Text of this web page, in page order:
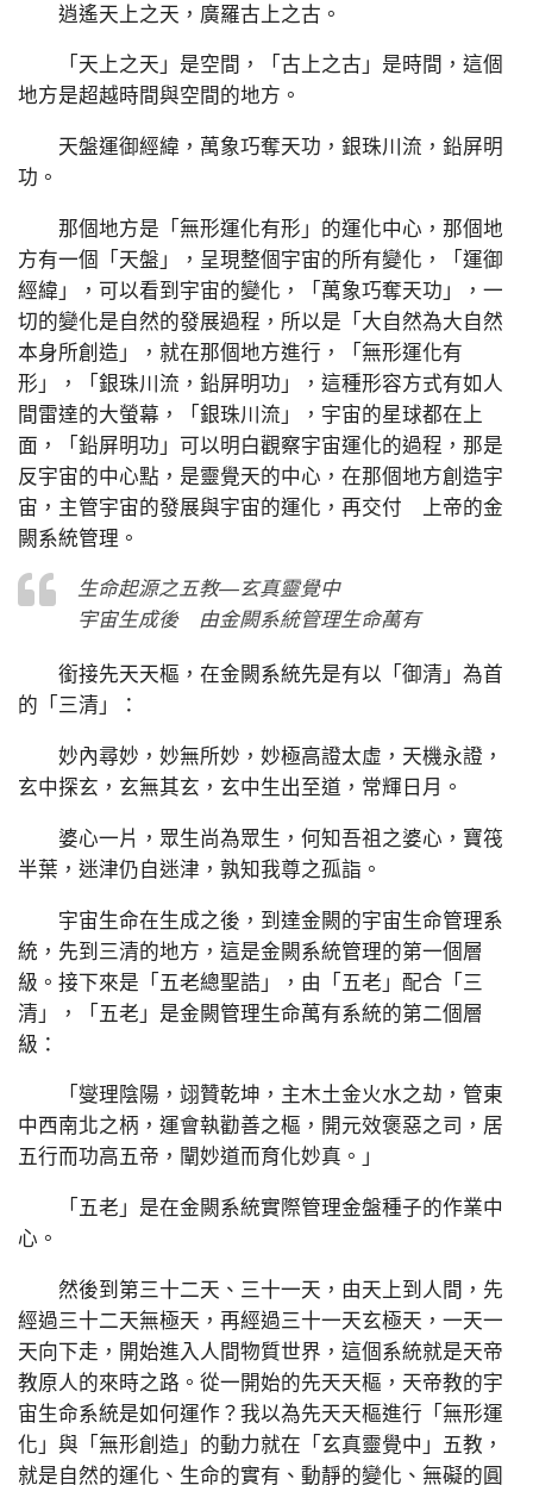
逍遙天上之天，廣羅古上之古。
「天上之天」是空間，「古上之古」是時間，這個
地方是超越時間與空間的地方。
天盤運御經緯，萬象巧奪天功，銀珠川流，鉛屏明
功。
那個地方是「無形運化有形」的運化中心，那個地
方有一個「天盤」，呈現整個宇宙的所有變化，「運御
經緯」，可以看到宇宙的變化，「萬象巧奪天功」，一
切的變化是自然的發展過程，所以是「大自然為大自然
本身所創造」，就在那個地方進行，「無形運化有
形」，「銀珠川流，鉛屏明功」，這種形容方式有如人
間雷達的大螢幕，「銀珠川流」，宇宙的星球都在上
面，「鉛屏明功」可以明白觀察宇宙運化的過程，那是
反宇宙的中心點，是靈覺天的中心，在那個地方創造宇
宙，主管宇宙的發展與宇宙的運化，再交付 上帝的金
闕系統管理。
生命起源之五教—玄真靈覺中
宇宙生成後 由金闕系統管理生命萬有
銜接先天天樞，在金闕系統先是有以「御清」為首
的「三清」：
妙內尋妙，妙無所妙，妙極高證太虛，天機永證，
玄中探玄，玄無其玄，玄中生出至道，常輝日月。
婆心一片，眾生尚為眾生，何知吾祖之婆心，寶筏
半葉，迷津仍自迷津，孰知我尊之孤詣。
宇宙生命在生成之後，到達金闕的宇宙生命管理系
統，先到三清的地方，這是金闕系統管理的第一個層
級。接下來是「五老總聖誥」，由「五老」配合「三
清」，「五老」是金闕管理生命萬有系統的第二個層
級：
「燮理陰陽，翊贊乾坤，主木土金火水之劫，管東
中西南北之柄，運會執勸善之樞，開元效褒惡之司，居
五行而功高五帝，闡妙道而育化妙真。」
「五老」是在金闕系統實際管理金盤種子的作業中
心。
然後到第三十二天、三十一天，由天上到人間，先
經過三十二天無極天，再經過三十一天玄極天，一天一
天向下走，開始進入人間物質世界，這個系統就是天帝
教原人的來時之路。從一開始的先天天樞，天帝教的宇
宙生命系統是如何運作？我以為先天天樞進行「無形運
化」與「無形創造」的動力就在「玄真靈覺中」五教，
就是自然的運化、生命的實有、動靜的變化、無礙的圓